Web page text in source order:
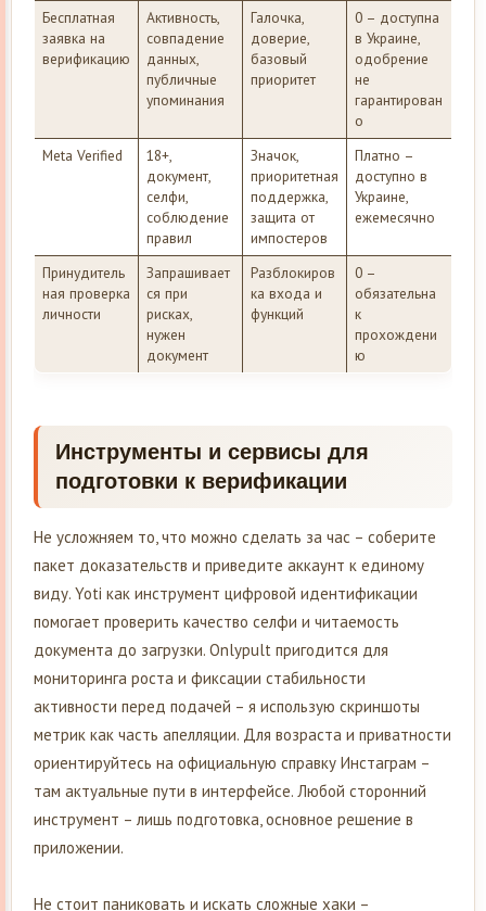
Бесплатная
заявка на
верификацию
Активность,
совпадение
данных,
публичные
упоминания
Галочка,
доверие,
базовый
приоритет
0 – доступна
в Украине,
одобрение
не
гарантирован
о
Meta Verified
18+,
документ,
селфи,
соблюдение
правил
Значок,
приоритетная
поддержка,
защита от
импостеров
Платно –
доступно в
Украине,
ежемесячно
Принудитель
ная проверка
личности
Запрашивает
ся при
рисках,
нужен
документ
Разблокиров
ка входа и
функций
0 –
обязательна
к
прохождени
ю
Инструменты и сервисы для
подготовки к верификации
Не усложняем то, что можно сделать за час – соберите
пакет доказательств и приведите аккаунт к единому
виду. Yoti как инструмент цифровой идентификации
помогает проверить качество селфи и читаемость
документа до загрузки. Onlypult пригодится для
мониторинга роста и фиксации стабильности
активности перед подачей – я использую скриншоты
метрик как часть апелляции. Для возраста и приватности
ориентируйтесь на официальную справку Инстаграм –
там актуальные пути в интерфейсе. Любой сторонний
инструмент – лишь подготовка, основное решение в
приложении.
Не стоит паниковать и искать сложные хаки –